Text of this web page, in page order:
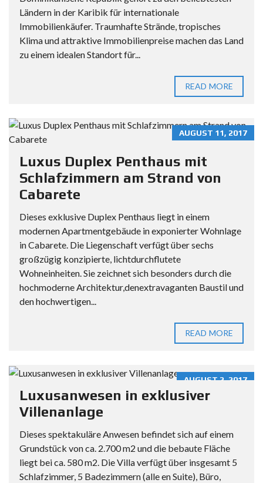
Ländern in der Karibik für internationale
Immobilienkäufer. Traumhafte Strände, tropisches
Klima und attraktive Immobilienpreise machen das Land
zu einem idealen Standort für...
READ MORE
AUGUST 11, 2017
Luxus Duplex Penthaus mit
Schlafzimmern am Strand von
Cabarete
Dieses exklusive Duplex Penthaus liegt in einem
modernen Apartmentgebäude in exponierter Wohnlage
in Cabarete. Die Liegenschaft verfügt über sechs
großzügig konzipierte, lichtdurchflutete
Wohneinheiten. Sie zeichnet sich besonders durch die
hochmoderne Architektur,denextravaganten Baustil und
den hochwertigen...
READ MORE
AUGUST 2, 2017
Luxusanwesen in exklusiver
Villenanlage
Dieses spektakuläre Anwesen befindet sich auf einem
Grundstück von ca. 2.700 m2 und die bebaute Fläche
liegt bei ca. 580 m2. Die Villa verfügt über insgesamt 5
Schlafzimmer, 5 Badezimmern (alle en Suite), Büro,